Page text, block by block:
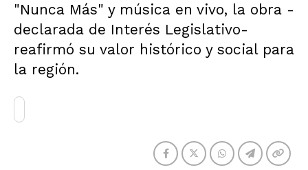
"Nunca Más" y música en vivo, la obra -
declarada de Interés Legislativo-
reafirmó su valor histórico y social para
la región.